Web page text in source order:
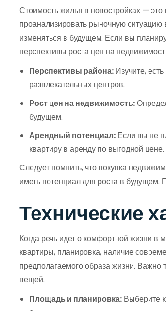
Стоимость жилья в новостройках —
проанализировать рыночную
изменяться в будущем. Если вы
перспективы роста цен на
Перспективы района: Изучите,
развлекательных центров.
Рост цен на недвижимость:
будущем.
Арендный потенциал: Если вы не
квартиру в аренду по выгодной цене.
Следует помнить, что покупка
иметь потенциал для роста в будущем.
Технические
Когда речь идет о комфортной жизни в
квартиры, планировка, наличие
предполагаемого образа жизни. Важно
вещей.
Площадь и планировка: Выберите